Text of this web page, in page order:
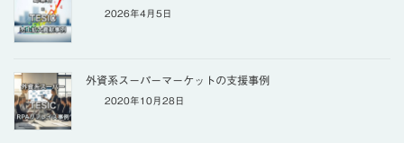
2026年4月5日
外資系スーパーマーケットの支援事例
2020年10月28日